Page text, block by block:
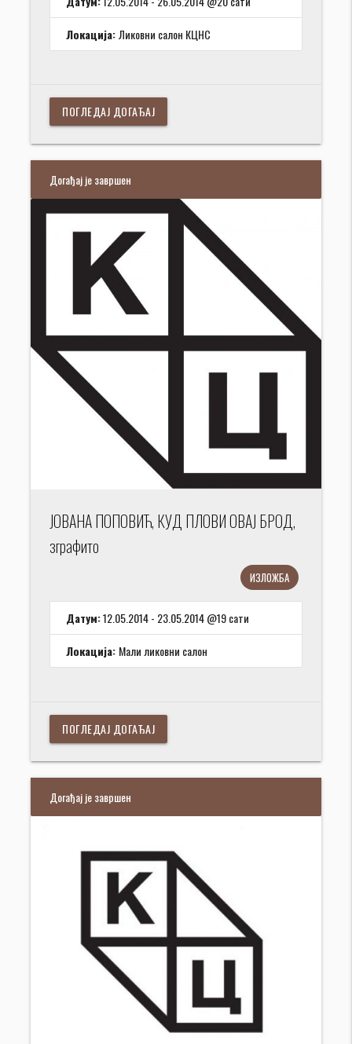
Локација:Ликовни салон КЦНС
ПОГЛЕДАЈ ДОГАЂАЈ
Догађај је завршен
ЈОВАНА ПОПОВИЋ, КУД ПЛОВИ ОВАЈ БРОД,
зграфито
ИЗЛОЖБА
Датум:12.05.2014 - 23.05.2014 @19 сати
Локација: Мали ликовни салон
ПОГЛЕДАЈ ДОГАЂАЈ
Догађај је завршен